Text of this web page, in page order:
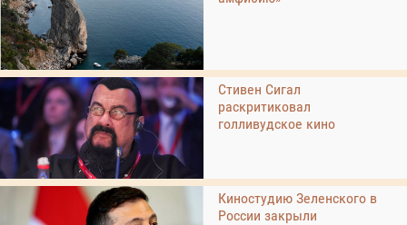
Стивен Сигал
раскритиковал
голливудское кино
Киностудию Зеленского в
России закрыли